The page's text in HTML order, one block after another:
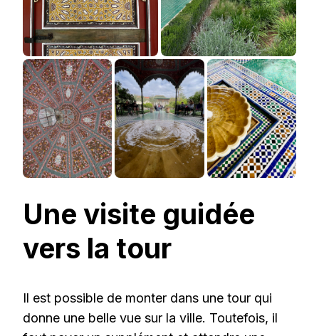
Une visite guidée
vers la tour
Il est possible de monter dans une tour qui
donne une belle vue sur la ville. Toutefois, il